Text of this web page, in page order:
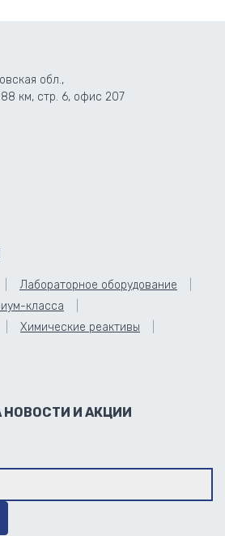
обл.,
км, стр. 6, офис 207
Лабораторное оборудование
класса
Химические реактивы
И АКЦИИ